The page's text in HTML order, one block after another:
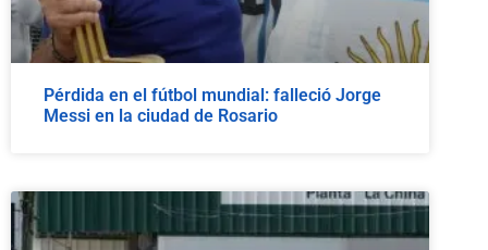
Pérdida en el fútbol mundial: falleció Jorge
Messi en la ciudad de Rosario